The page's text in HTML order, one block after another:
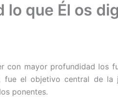
lo que Él os
con mayor profundidad los
fue el objetivo central de la
ponentes.